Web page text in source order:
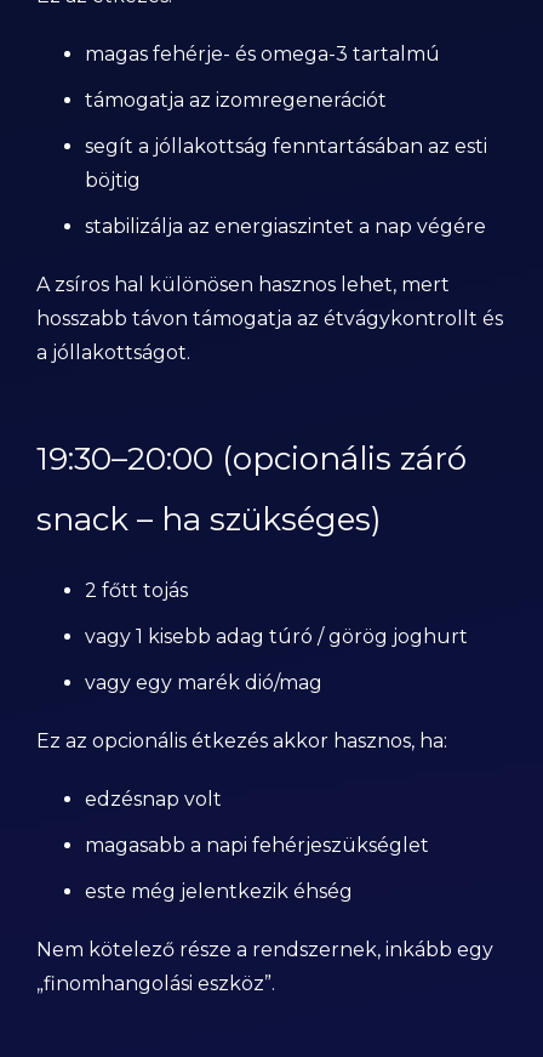
magas fehérje- és omega-3 tartalmú
támogatja az izomregenerációt
segít a jóllakottság fenntartásában az esti
böjtig
stabilizálja az energiaszintet a nap végére
A zsíros hal különösen hasznos lehet, mert
hosszabb távon támogatja az étvágykontrollt és
a jóllakottságot.
19:30–20:00 (opcionális záró
snack – ha szükséges)
2 főtt tojás
vagy 1 kisebb adag túró / görög joghurt
vagy egy marék dió/mag
Ez az opcionális étkezés akkor hasznos, ha:
edzésnap volt
magasabb a napi fehérjeszükséglet
este még jelentkezik éhség
Nem kötelező része a rendszernek, inkább egy
„finomhangolási eszköz”.